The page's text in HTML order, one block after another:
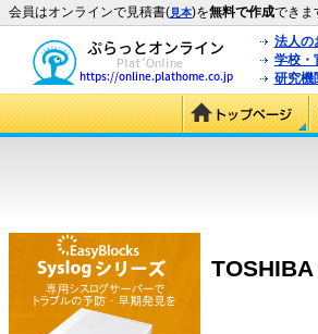
会員はオンラインで見積書(見本)を無料で作成できま
法人の
学校・
研究機